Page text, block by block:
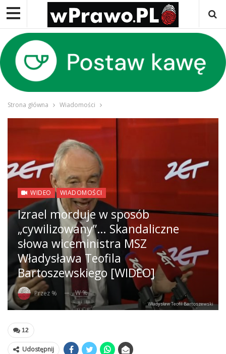
Strona główna Wiadomości
WIDEO WIADOMOŚCI
Izrael morduje w sposób
„cywilizowany”… Skandaliczne
słowa wiceministra MSZ
Władysława Teofila
Bartoszewskiego [WIDEO]
Przez % W %
Władysław Teofil Bartoszewski
12
Udostępnij